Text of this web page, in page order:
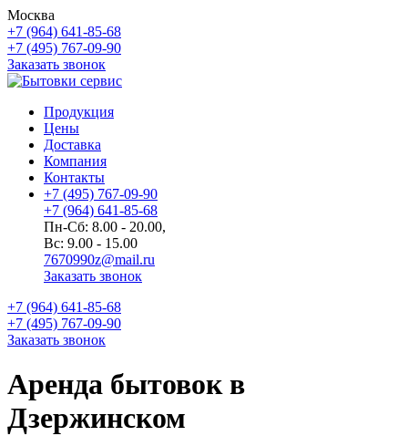
Москва
+7 (964) 641-85-68
+7 (495) 767-09-90
Заказать звонок
Продукция
Цены
Доставка
Компания
Контакты
+7 (495) 767-09-90
+7 (964) 641-85-68
Пн-Сб: 8.00 - 20.00,
Вс: 9.00 - 15.00
7670990z@mail.ru
Заказать звонок
+7 (964) 641-85-68
+7 (495) 767-09-90
Заказать звонок
Аренда бытовок в
Дзержинском